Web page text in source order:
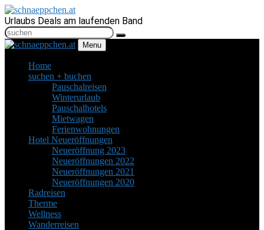
Urlaubs Deals am laufenden Band
Menu
Home
suchen + buchen
Pauschalreisen
Winterurlaub
Pauschalhotels
Mietwagen
Ferienwohnungen
Hotel Neueröffnungen
Neueröffnung 2023
Neueröffnungen 2022
Neueröffnungen 2021
Neueröffnungen 2020
Radreisen
Therme
Wellness
Wanderreisen